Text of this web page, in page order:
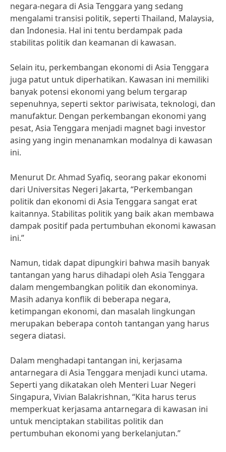
negara-negara di Asia Tenggara yang sedang
mengalami transisi politik, seperti Thailand, Malaysia,
dan Indonesia. Hal ini tentu berdampak pada
stabilitas politik dan keamanan di kawasan.
Selain itu, perkembangan ekonomi di Asia Tenggara
juga patut untuk diperhatikan. Kawasan ini memiliki
banyak potensi ekonomi yang belum tergarap
sepenuhnya, seperti sektor pariwisata, teknologi, dan
manufaktur. Dengan perkembangan ekonomi yang
pesat, Asia Tenggara menjadi magnet bagi investor
asing yang ingin menanamkan modalnya di kawasan
ini.
Menurut Dr. Ahmad Syafiq, seorang pakar ekonomi
dari Universitas Negeri Jakarta, “Perkembangan
politik dan ekonomi di Asia Tenggara sangat erat
kaitannya. Stabilitas politik yang baik akan membawa
dampak positif pada pertumbuhan ekonomi kawasan
ini.”
Namun, tidak dapat dipungkiri bahwa masih banyak
tantangan yang harus dihadapi oleh Asia Tenggara
dalam mengembangkan politik dan ekonominya.
Masih adanya konflik di beberapa negara,
ketimpangan ekonomi, dan masalah lingkungan
merupakan beberapa contoh tantangan yang harus
segera diatasi.
Dalam menghadapi tantangan ini, kerjasama
antarnegara di Asia Tenggara menjadi kunci utama.
Seperti yang dikatakan oleh Menteri Luar Negeri
Singapura, Vivian Balakrishnan, “Kita harus terus
memperkuat kerjasama antarnegara di kawasan ini
untuk menciptakan stabilitas politik dan
pertumbuhan ekonomi yang berkelanjutan.”